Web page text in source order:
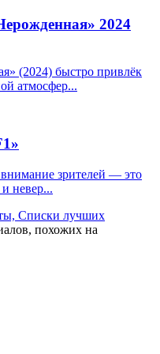
2024
(2024) быстро привлёк
атмосфер...
зрителей — это
невер...
похожих на